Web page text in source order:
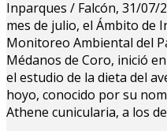
Inparques / Falcón, 31/07/
mes de julio, el Ámbito de
Monitoreo Ambiental del
Médanos de Coro, inició
el estudio de la dieta del
hoyo, conocido por su
Athene cunicularia, a los